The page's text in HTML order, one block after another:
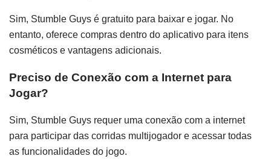
Sim, Stumble Guys é gratuito para baixar e jogar. No
entanto, oferece compras dentro do aplicativo para itens
cosméticos e vantagens adicionais.
Preciso de Conexão com a Internet para
Jogar?
Sim, Stumble Guys requer uma conexão com a internet
para participar das corridas multijogador e acessar todas
as funcionalidades do jogo.